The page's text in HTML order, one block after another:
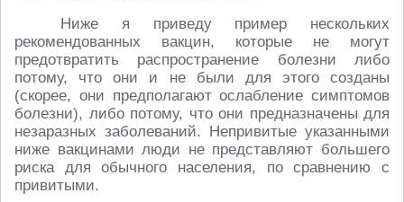
Ниже я приведу пример нескольких
рекомендованных вакцин, которые не могут
предотвратить распространение болезни либо
потому, что они и не были для этого созданы
(скорее, они предполагают ослабление симптомов
болезни), либо потому, что они предназначены для
незаразных заболеваний. Непривитые указанными
ниже вакцинами люди не представляют большего
риска для обычного населения, по сравнению с
привитыми.